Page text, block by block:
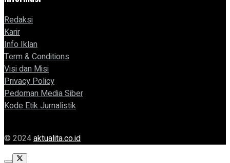
Redaksi
Karir
Info Iklan
Term & Conditions
Visi dan Misi
Privacy Policy
Pedoman Media Siber
Kode Etik Jurnalistik
© 2024aktualita.co.id